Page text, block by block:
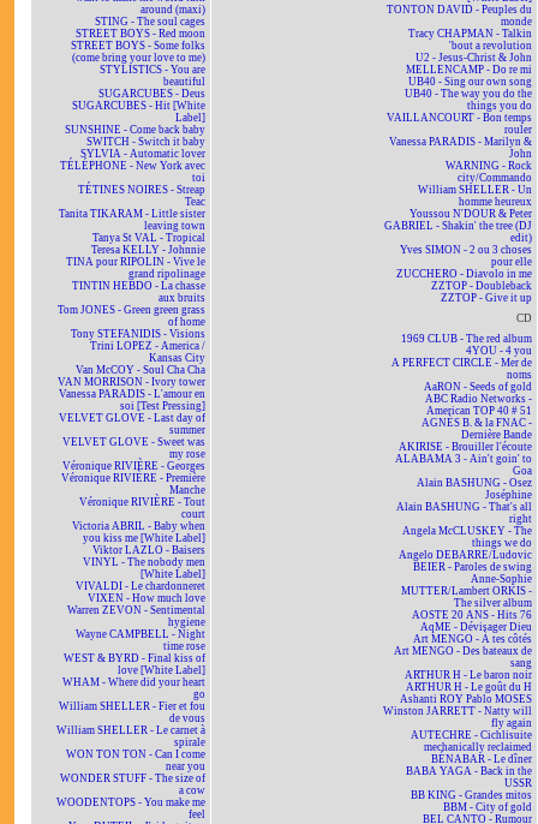
around (maxi)
STING - The soul cages
STREET BOYS - Red moon
STREET BOYS - Some folks
(come bring your love to me)
STYLISTICS - You are
beautiful
SUGARCUBES - Deus
SUGARCUBES - Hit [White
Label]
SUNSHINE - Come back baby
SWITCH - Switch it baby
SYLVIA - Automatic lover
TÉLÉPHONE - New York avec
toi
TÉTINES NOIRES - Streap
Teac
Tanita TIKARAM - Little sister
leaving town
Tanya St VAL - Tropical
Teresa KELLY - Johnnie
TINA pour RIPOLIN - Vive le
grand ripolinage
TINTIN HEBDO - La chasse
aux bruits
Tom JONES - Green green grass
of home
Tony STEFANIDIS - Visions
Trini LOPEZ - America /
Kansas City
Van McCOY - Soul Cha Cha
VAN MORRISON - Ivory tower
Vanessa PARADIS - L'amour en
soi [Test Pressing]
VELVET GLOVE - Last day of
summer
VELVET GLOVE - Sweet was
my rose
Véronique RIVIÈRE - Georges
Véronique RIVIÈRE - Première
Manche
Véronique RIVIÈRE - Tout
court
Victoria ABRIL - Baby when
you kiss me [White Label]
Viktor LAZLO - Baisers
VINYL - The nobody men
[White Label]
VIVALDI - Le chardonneret
VIXEN - How much love
Warren ZEVON - Sentimental
hygiene
Wayne CAMPBELL - Night
time rose
WEST & BYRD - Final kiss of
love [White Label]
WHAM - Where did your heart
go
William SHELLER - Fier et fou
de vous
William SHELLER - Le carnet à
spirale
WON TON TON - Can I come
near you
WONDER STUFF - The size of
a cow
WOODENTOPS - You make me
feel
TONTON DAVID - Peuples du
monde
Tracy CHAPMAN - Talkin
'bout a revolution
U2 - Jesus-Christ & John
MELLENCAMP - Do re mi
UB40 - Sing our own song
UB40 - The way you do the
things you do
VAILLANCOURT - Bon temps
rouler
Vanessa PARADIS - Marilyn &
John
WARNING - Rock
city/Commando
William SHELLER - Un
homme heureux
Youssou N'DOUR & Peter
GABRIEL - Shakin' the tree (DJ
edit)
Yves SIMON - 2 ou 3 choses
pour elle
ZUCCHERO - Diavolo in me
ZZTOP - Doubleback
ZZTOP - Give it up
CD
1969 CLUB - The red album
4YOU - 4 you
A PERFECT CIRCLE - Mer de
noms
AaRON - Seeds of gold
ABC Radio Networks -
American TOP 40 # 51
AGNÈS B. & la FNAC -
Dernière Bande
AKIRISE - Brouiller l'écoute
ALABAMA 3 - Ain't goin' to
Goa
Alain BASHUNG - Osez
Joséphine
Alain BASHUNG - That's all
right
Angela McCLUSKEY - The
things we do
Angelo DEBARRE/Ludovic
BEIER - Paroles de swing
Anne-Sophie
MUTTER/Lambert ORKIS -
The silver album
AOSTE 20 ANS - Hits 76
AqME - Dévisager Dieu
Art MENGO - À tes côtés
Art MENGO - Des bateaux de
sang
ARTHUR H - Le baron noir
ARTHUR H - Le goût du H
Ashanti ROY Pablo MOSES
Winston JARRETT - Natty will
fly again
AUTECHRE - Cichlisuite
mechanically reclaimed
BÉNABAR - Le dîner
BABA YAGA - Back in the
USSR
BB KING - Grandes mitos
BBM - City of gold
BEL CANTO - Rumour